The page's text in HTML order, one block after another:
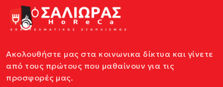
Ακολουθήστε μας στα κοινωνικα δίκτυα και γίνετε
από τους πρώτους που μαθαίνουν για τις
προσφορές μας.